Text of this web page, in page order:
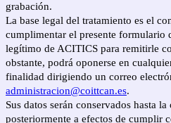
grabación.
La base legal del tratamiento es el
cumplimentar el presente formulario
legítimo de ACITICS para remitirle
obstante, podrá oponerse en
finalidad dirigiendo un correo
administracion@coittcan.es.
Sus datos serán conservados hasta
posteriormente a efectos de cumplir